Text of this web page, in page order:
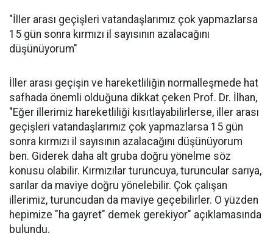
"İller arası geçişleri vatandaşlarımız çok yapmazlarsa
15 gün sonra kırmızı il sayısının azalacağını
düşünüyorum"
İller arası geçişin ve hareketliliğin normalleşmede hat
safhada önemli olduğuna dikkat çeken Prof. Dr. İlhan,
"Eğer illerimiz hareketliliği kısıtlayabilirlerse, iller arası
geçişleri vatandaşlarımız çok yapmazlarsa 15 gün
sonra kırmızı il sayısının azalacağını düşünüyorum
ben. Giderek daha alt gruba doğru yönelme söz
konusu olabilir. Kırmızılar turuncuya, turuncular sarıya,
sarılar da maviye doğru yönelebilir. Çok çalışan
illerimiz, turuncudan da maviye geçebilirler. O yüzden
hepimize "ha gayret" demek gerekiyor" açıklamasında
bulundu.